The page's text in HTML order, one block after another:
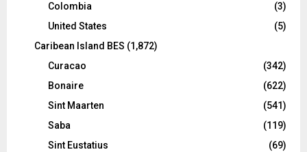
Colombia
(3)
United States
(5)
Caribean Island BES (1,872)
Curacao
(342)
Bonaire
(622)
Sint Maarten
(541)
Saba
(119)
Sint Eustatius
(69)